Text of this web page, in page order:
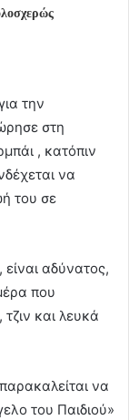
την
στη
, κατόπιν
να
του σε
είναι αδύνατος,
που
και λευκά
να
του Παιδιού»